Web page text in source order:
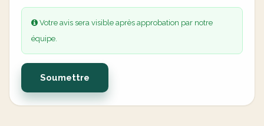
Votre avis sera visible après approbation par notre
équipe.
Soumettre